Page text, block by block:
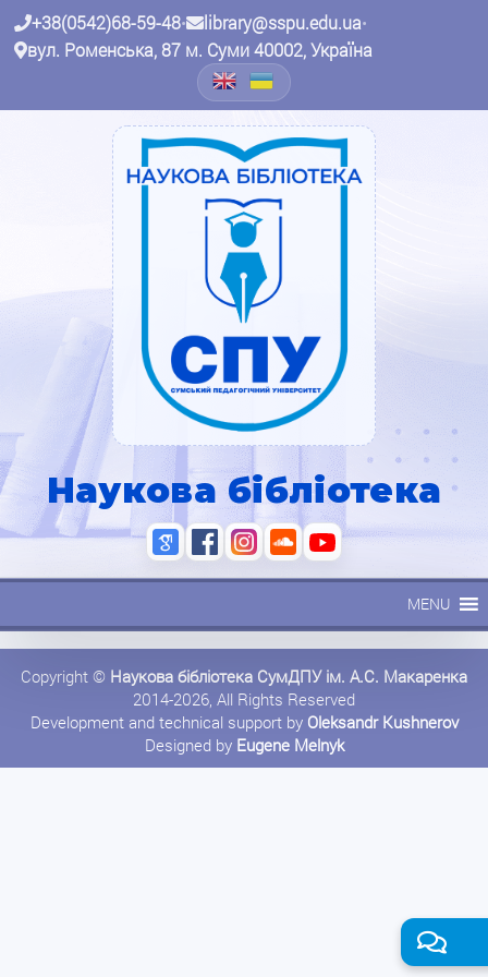
+38(0542)68-59-48• library@sspu.edu.ua•
вул. Роменська, 87 м. Суми 40002, Україна
Наукова бібліотека
MENU
Copyright © Наукова бібліотека СумДПУ ім. А.С. Макаренка
2014-2026, All Rights Reserved
Development and technical support by Oleksandr Kushnerov
Designed by Eugene Melnyk